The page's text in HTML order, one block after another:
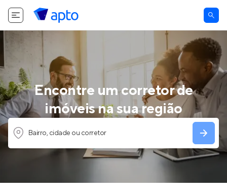
Encontre um corretor de
imóveis na sua região
Bairro, cidade ou corretor